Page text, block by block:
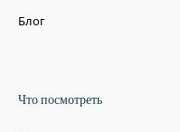
Блог
Что посмотреть